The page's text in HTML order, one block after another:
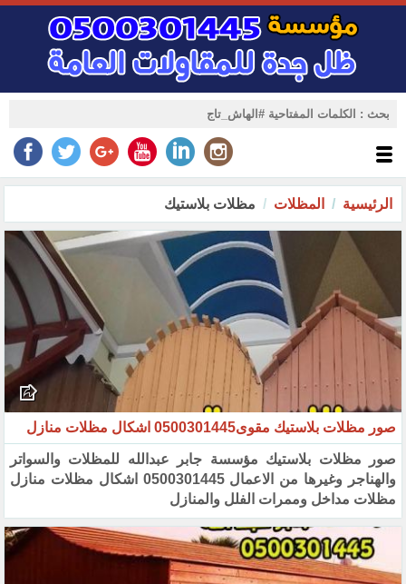
الرئيسية المظلات مظلات بلاستيك
صور مظلات بلاستيك مقوى0500301445 اشكال مظلات منازل
صور مظلات بلاستيك مؤسسة جابر عبدالله للمظلات والسواتر
والهناجر وغيرها من الاعمال 0500301445 اشكال مظلات منازل
مظلات مداخل وممرات الفلل والمنازل